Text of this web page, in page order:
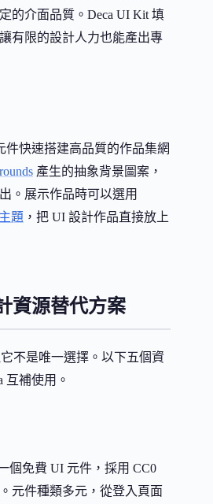
的介面品質。Deca UI Kit 填
有限的設計人力也能產出專
件快速搭建高品質的作品集網
產生的抽象背景圖案，
。展示作品時可以選用
題 ，把 UI 設計作品直接放上
資源替代方案
不是唯一選擇。以下五個資
互補使用。
個免費 UI 元件，採用 CC0
元件種類多元，從登入頁面